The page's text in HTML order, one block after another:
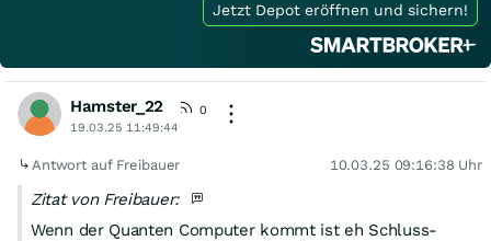
Jetzt Depot eröffnen und sichern!
Hamster_22
0
19.03.25 11:49:44
Antwort auf Freibauer 10.03.25 09:16:38 Uhr
Zitat von Freibauer:
Wenn der Quanten Computer kommt ist eh Schluss-